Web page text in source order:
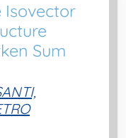
Isovector
Sum